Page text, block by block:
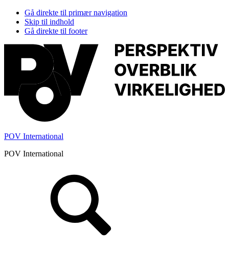
Gå direkte til primær navigation
Skip til indhold
Gå direkte til footer
POV International
POV International